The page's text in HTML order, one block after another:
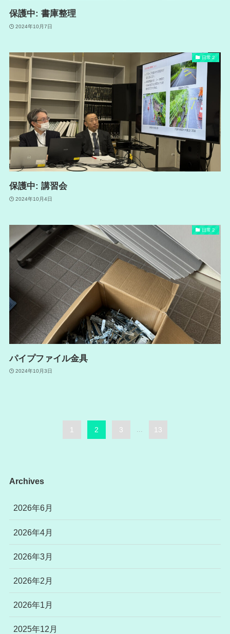
保護中: 書庫整理
2024年10月7日
日常２
保護中: 講習会
2024年10月4日
日常２
パイプファイル金具
2024年10月3日
1 2 3 13
Archives
2026年6月
2026年4月
2026年3月
2026年2月
2026年1月
2025年12月